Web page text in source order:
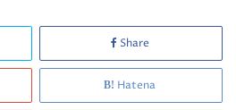
Share
Hatena